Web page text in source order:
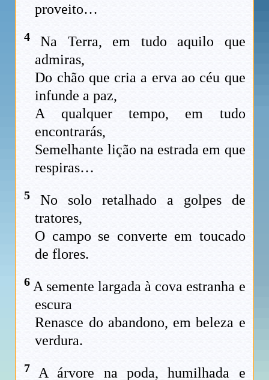
proveito…
4Na Terra, em tudo aquilo que
admiras,
Do chão que cria a erva ao céu que
infunde a paz,
A qualquer tempo, em tudo
encontrarás,
Semelhante lição na estrada em que
respiras…
5No solo retalhado a golpes de
tratores,
O campo se converte em toucado
de flores.
6A semente largada à cova estranha e
escura
Renasce do abandono, em beleza e
verdura.
7 A árvore na poda, humilhada e